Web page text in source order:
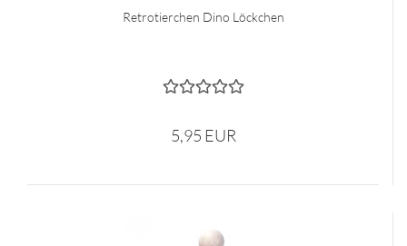
Retrotierchen Dino Löckchen
5,95 EUR